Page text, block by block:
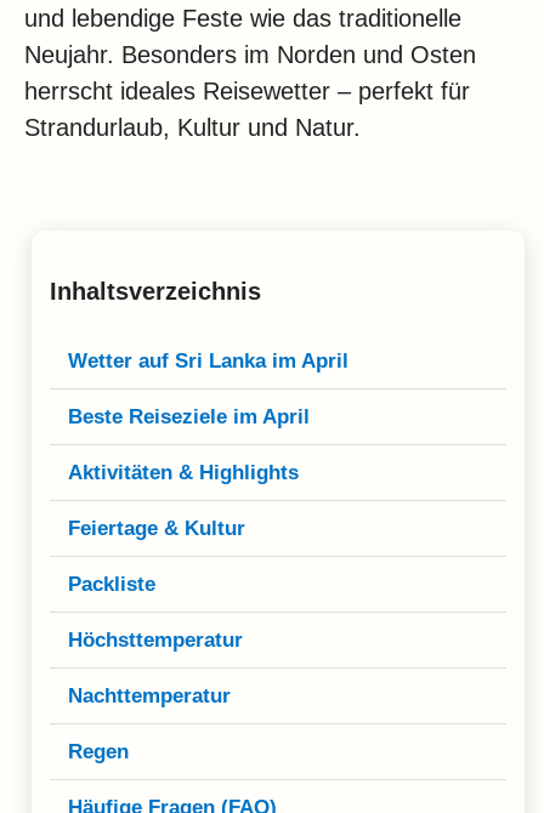
Reisemonat
Klima
und lebendige Feste wie das traditionelle
Neujahr. Besonders im Norden und Osten
herrscht ideales Reisewetter – perfekt für
Strandurlaub, Kultur und Natur.
Inhaltsverzeichnis
Wetter auf Sri Lanka im April
Beste Reiseziele im April
Aktivitäten & Highlights
Feiertage & Kultur
Packliste
Höchsttemperatur
Nachttemperatur
Regen
Häufige Fragen (FAQ)